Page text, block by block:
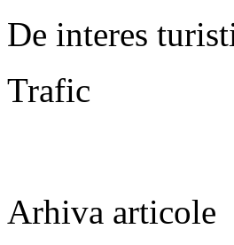
De interes
Trafic
Arhiva articole